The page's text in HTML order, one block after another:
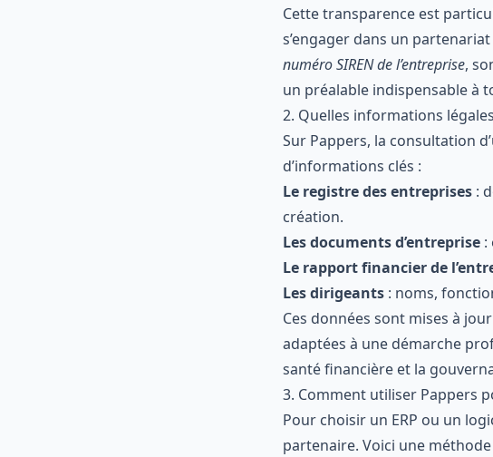
Cette transparence est
s’engager dans un
numéro SIREN de l’entreprise,
un préalable indispensable à
2. Quelles informations
Sur Pappers, la consultation
d’informations clés :
Le registre des entreprises :
création.
Les documents d’entreprise :
Le rapport financier de
Les dirigeants : noms,
Ces données sont mises à
adaptées à une démarche
santé financière et la
3. Comment utiliser Pappers
Pour choisir un ERP ou un
partenaire. Voici une